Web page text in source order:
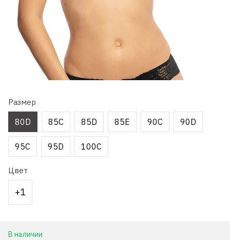
Размер
80D 85C 85D 85E 90C 90D
95С 95D 100C
Цвет
+1
В наличии